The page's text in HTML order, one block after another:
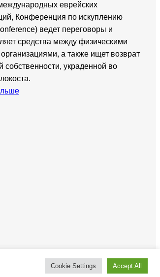
еврейских
Конференция по искуплению
ведет переговоры и
средства между физическими
а также ищет возврат
собственности, украденной во
Cookie Settings Accept All